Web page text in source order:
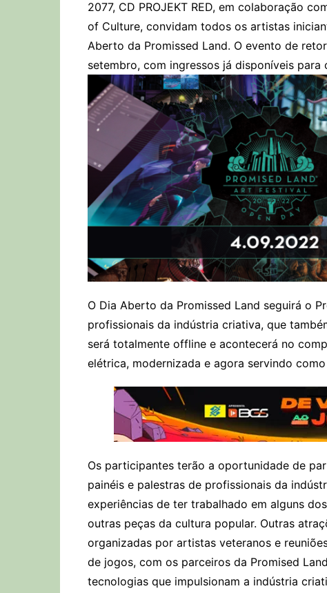
2077, CD PROJEKT RED, em colaboração
of Culture, convidam todos os artistas
Aberto da Promissed Land. O evento de
setembro, com ingressos já disponíveis para
O Dia Aberto da Promissed Land seguirá o
profissionais da indústria criativa, que
será totalmente offline e acontecerá no
elétrica, modernizada e agora servindo
Os participantes terão a oportunidade de
painéis e palestras de profissionais da
experiências de ter trabalhado em alguns
outras peças da cultura popular. Outras
organizadas por artistas veteranos e
de jogos, com os parceiros da Promised
tecnologias que impulsionam a indústria